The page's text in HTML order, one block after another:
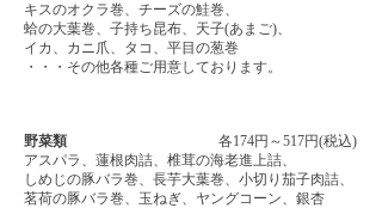
キスのオクラ巻、チーズの鮭巻、
蛤の大葉巻、子持ち昆布、天子(あまご)、
イカ、カニ爪、タコ、平目の葱巻
・・・その他各種ご用意しております。
野菜類
アスパラ、蓮根肉詰、椎茸の海老進上詰、
しめじの豚バラ巻、長芋大葉巻、小切り茄子肉詰、
茗荷の豚バラ巻、玉ねぎ、ヤングコーン、銀杏
各174円～517円(税込)